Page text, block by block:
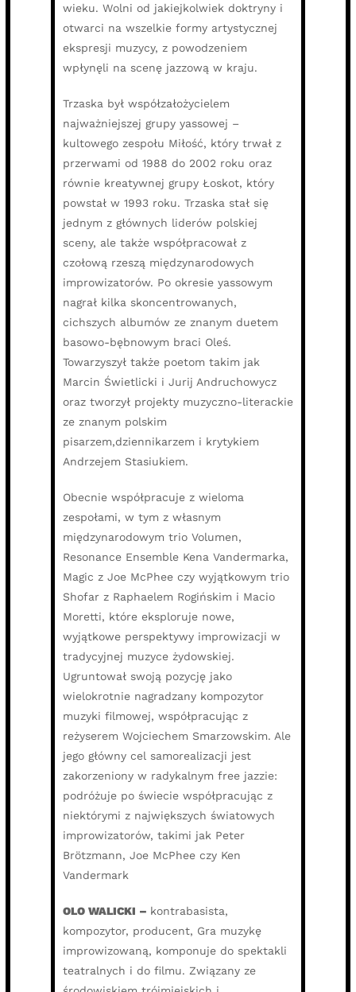
wieku. Wolni od jakiejkolwiek doktryny i
otwarci na wszelkie formy artystycznej
ekspresji muzycy, z powodzeniem
wpłynęli na scenę jazzową w kraju.
Trzaska był współzałożycielem
najważniejszej grupy yassowej –
kultowego zespołu Miłość, który trwał z
przerwami od 1988 do 2002 roku oraz
równie kreatywnej grupy Łoskot, który
powstał w 1993 roku. Trzaska stał się
jednym z głównych liderów polskiej
sceny, ale także współpracował z
czołową rzeszą międzynarodowych
improwizatorów. Po okresie yassowym
nagrał kilka skoncentrowanych,
cichszych albumów ze znanym duetem
basowo-bębnowym braci Oleś.
Towarzyszył także poetom takim jak
Marcin Świetlicki i Jurij Andruchowycz
oraz tworzył projekty muzyczno-literackie
ze znanym polskim
pisarzem,dziennikarzem i krytykiem
Andrzejem Stasiukiem.
Obecnie współpracuje z wieloma
zespołami, w tym z własnym
międzynarodowym trio Volumen,
Resonance Ensemble Kena Vandermarka,
Magic z Joe McPhee czy wyjątkowym trio
Shofar z Raphaelem Rogińskim i Macio
Moretti, które eksploruje nowe,
wyjątkowe perspektywy improwizacji w
tradycyjnej muzyce żydowskiej.
Ugruntował swoją pozycję jako
wielokrotnie nagradzany kompozytor
muzyki filmowej, współpracując z
reżyserem Wojciechem Smarzowskim. Ale
jego główny cel samorealizacji jest
zakorzeniony w radykalnym free jazzie:
podróżuje po świecie współpracując z
niektórymi z największych światowych
improwizatorów, takimi jak Peter
Brötzmann, Joe McPhee czy Ken
Vandermark
OLO WALICKI – kontrabasista,
kompozytor, producent, Gra muzykę
improwizowaną, komponuje do spektakli
teatralnych i do filmu. Związany ze